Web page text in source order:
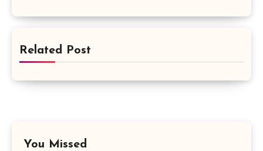
Related Post
You Missed